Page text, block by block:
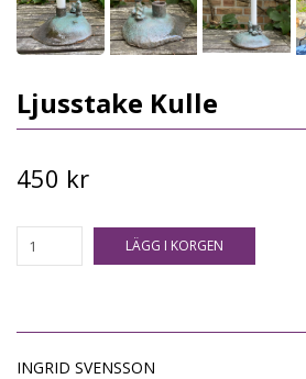
Ljusstake Kulle
450 kr
LÄGG I KORGEN
INGRID SVENSSON